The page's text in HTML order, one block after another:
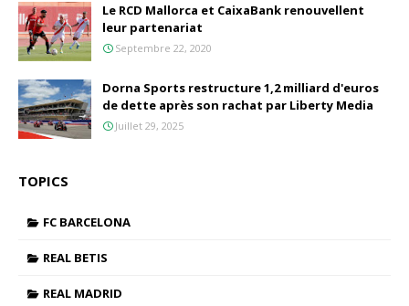
Le RCD Mallorca et CaixaBank renouvellent
leur partenariat
Septembre 22, 2020
Dorna Sports restructure 1,2 milliard d'euros
de dette après son rachat par Liberty Media
Juillet 29, 2025
TOPICS
FC BARCELONA
REAL BETIS
REAL MADRID